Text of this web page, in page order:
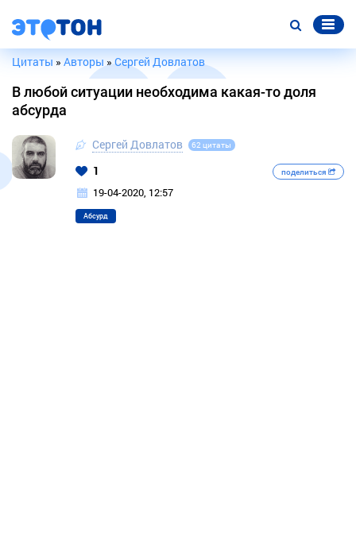
Цитаты » Авторы »Сергей Довлатов
В любой ситуации необходима какая-то доля
абсурда
Сергей Довлатов 62 цитаты
1 поделиться
19-04-2020, 12:57
Абсурд